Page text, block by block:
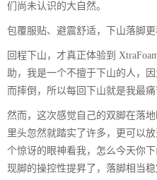
们尚未认识的大自然。
包覆服贴、避震舒适，下山落脚更
回程下山，才真正体验到
助，我是一个不擅于下山的人，
而摔倒，所以每回下山就是我最痛
然而，这次感觉自己的双脚在落
里头忽然就踏实了许多，更可以
个惊讶的眼神看我，怎么今天你
现脚的操控性提昇了，落脚相当